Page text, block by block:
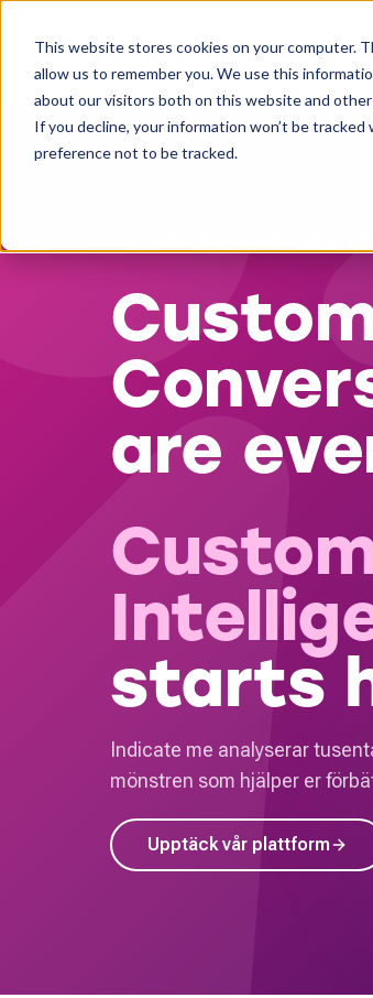
This website stores cookies on your computer.
allow us to remember you. We use this
about our visitors both on this website and
If you decline, your information won’t be
preference not to be tracked.
are
starts
Indicate me analyserar
mönstren som hjälper er
Upptäck vår plattform